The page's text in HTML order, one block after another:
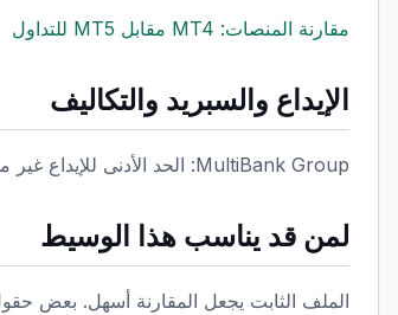
مقارنة المنصات: MT4 مقابل MT5 للتداول
الإيداع والسبريد والتكاليف
MultiBank Group: الحد الأدنى للإيداع غير مدرج. قد تتغير السبريدات والعمولات والسواب ورسوم السحب.
لمن قد يناسب هذا الوسيط
الملف الثابت يجعل المقارنة أسهل. بعض